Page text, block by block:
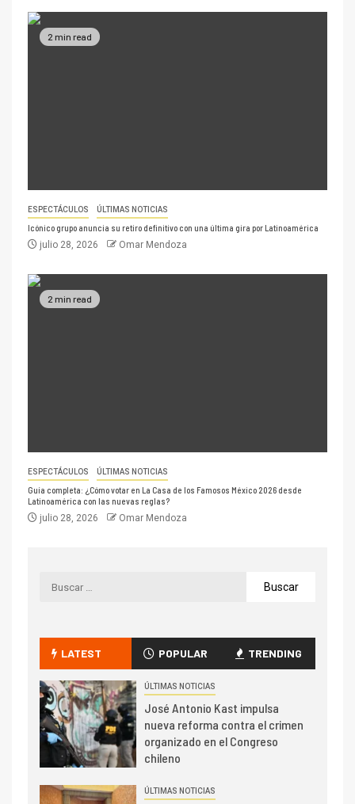
2 min read
ESPECTÁCULOS ÚLTIMAS NOTICIAS
Icónico grupo anuncia su retiro definitivo con una última gira por Latinoamérica
julio 28, 2026 Omar Mendoza
2 min read
ESPECTÁCULOS ÚLTIMAS NOTICIAS
Guía completa: ¿Cómo votar en La Casa de los Famosos México 2026 desde
Latinoamérica con las nuevas reglas?
julio 28, 2026 Omar Mendoza
LATEST POPULAR TRENDING
ÚLTIMAS NOTICIAS
José Antonio Kast impulsa
nueva reforma contra el crimen
organizado en el Congreso
chileno
ÚLTIMAS NOTICIAS